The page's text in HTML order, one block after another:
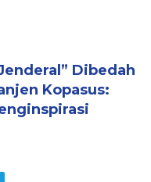
Dibedah
Kopasus: